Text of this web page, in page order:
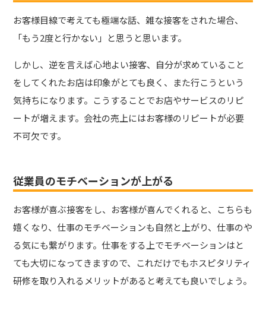
お客様目線で考えても極端な話、雑な接客をされた場合、
「もう2度と行かない」と思うと思います。
しかし、逆を言えば心地よい接客、自分が求めていること
をしてくれたお店は印象がとても良く、また行こうという
気持ちになります。こうすることでお店やサービスのリピ
ートが増えます。会社の売上にはお客様のリピートが必要
不可欠です。
従業員のモチベーションが上がる
お客様が喜ぶ接客をし、お客様が喜んでくれると、こちらも
嬉くなり、仕事のモチベーションも自然と上がり、仕事のや
る気にも繋がります。仕事をする上でモチベーションはと
ても大切になってきますので、これだけでもホスピタリティ
研修を取り入れるメリットがあると考えても良いでしょう。